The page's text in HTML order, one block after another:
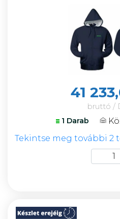
41
bruttó /
1 Darab
Tekintse meg további 2